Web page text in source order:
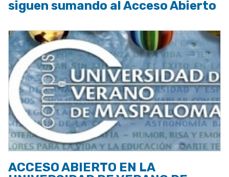
siguen sumando al Acceso Abierto
ACCESO ABIERTO EN LA